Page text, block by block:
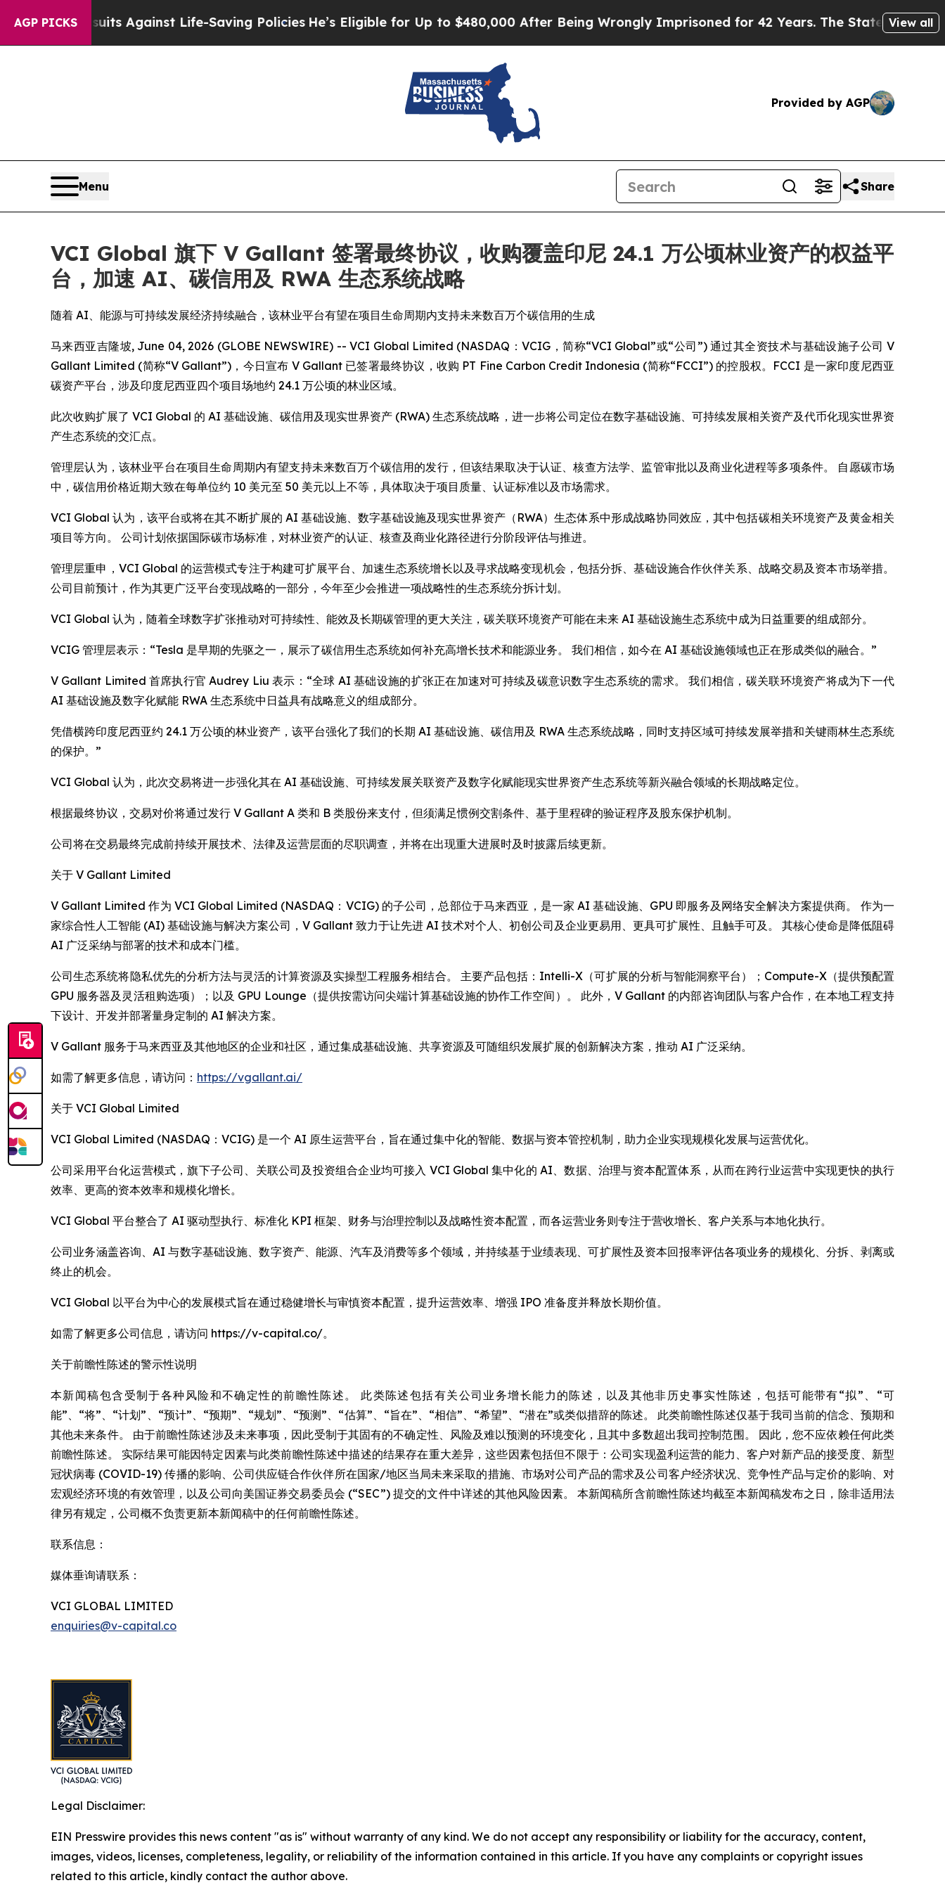
AGP PICKSAgainst Life-Saving Policies He’s Eligible for Up to $480,000 After Being Wrongly Imprisoned for 42 Years. The State Says No.At the
View all
Provided by AGP
Menu Share
VCI Global 旗下 V Gallant 签署最终协议，收购覆盖印尼 24.1 万公顷林业资产的权益平
台，加速 AI、碳信用及 RWA 生态系统战略
随着 AI、能源与可持续发展经济持续融合，该林业平台有望在项目生命周期内支持未来数百万个碳信用的生成
马来西亚吉隆坡, June 04, 2026 (GLOBE NEWSWIRE) -- VCI Global Limited (NASDAQ：VCIG，简称“VCI Global”或“公司”) 通过其全资技术与基础设施子公司 V
Gallant Limited (简称“V Gallant”)，今日宣布 V Gallant 已签署最终协议，收购 PT Fine Carbon Credit Indonesia (简称“FCCI”) 的控股权。FCCI 是一家印度尼西亚
碳资产平台，涉及印度尼西亚四个项目场地约 24.1 万公顷的林业区域。
此次收购扩展了 VCI Global 的 AI 基础设施、碳信用及现实世界资产 (RWA) 生态系统战略，进一步将公司定位在数字基础设施、可持续发展相关资产及代币化现实世界资
产生态系统的交汇点。
管理层认为，该林业平台在项目生命周期内有望支持未来数百万个碳信用的发行，但该结果取决于认证、核查方法学、监管审批以及商业化进程等多项条件。 自愿碳市场
中，碳信用价格近期大致在每单位约 10 美元至 50 美元以上不等，具体取决于项目质量、认证标准以及市场需求。
VCI Global 认为，该平台或将在其不断扩展的 AI 基础设施、数字基础设施及现实世界资产（RWA）生态体系中形成战略协同效应，其中包括碳相关环境资产及黄金相关
项目等方向。 公司计划依据国际碳市场标准，对林业资产的认证、核查及商业化路径进行分阶段评估与推进。
管理层重申，VCI Global 的运营模式专注于构建可扩展平台、加速生态系统增长以及寻求战略变现机会，包括分拆、基础设施合作伙伴关系、战略交易及资本市场举措。
公司目前预计，作为其更广泛平台变现战略的一部分，今年至少会推进一项战略性的生态系统分拆计划。
VCI Global 认为，随着全球数字扩张推动对可持续性、能效及长期碳管理的更大关注，碳关联环境资产可能在未来 AI 基础设施生态系统中成为日益重要的组成部分。
VCIG 管理层表示：“Tesla 是早期的先驱之一，展示了碳信用生态系统如何补充高增长技术和能源业务。 我们相信，如今在 AI 基础设施领域也正在形成类似的融合。”
V Gallant Limited 首席执行官 Audrey Liu 表示：“全球 AI 基础设施的扩张正在加速对可持续及碳意识数字生态系统的需求。 我们相信，碳关联环境资产将成为下一代
AI 基础设施及数字化赋能 RWA 生态系统中日益具有战略意义的组成部分。
凭借横跨印度尼西亚约 24.1 万公顷的林业资产，该平台强化了我们的长期 AI 基础设施、碳信用及 RWA 生态系统战略，同时支持区域可持续发展举措和关键雨林生态系统
的保护。”
VCI Global 认为，此次交易将进一步强化其在 AI 基础设施、可持续发展关联资产及数字化赋能现实世界资产生态系统等新兴融合领域的长期战略定位。
根据最终协议，交易对价将通过发行 V Gallant A 类和 B 类股份来支付，但须满足惯例交割条件、基于里程碑的验证程序及股东保护机制。
公司将在交易最终完成前持续开展技术、法律及运营层面的尽职调查，并将在出现重大进展时及时披露后续更新。
关于 V Gallant Limited
V Gallant Limited 作为 VCI Global Limited (NASDAQ：VCIG) 的子公司，总部位于马来西亚，是一家 AI 基础设施、GPU 即服务及网络安全解决方案提供商。 作为一
家综合性人工智能 (AI) 基础设施与解决方案公司，V Gallant 致力于让先进 AI 技术对个人、初创公司及企业更易用、更具可扩展性、且触手可及。 其核心使命是降低阻碍
AI 广泛采纳与部署的技术和成本门槛。
公司生态系统将隐私优先的分析方法与灵活的计算资源及实操型工程服务相结合。 主要产品包括：Intelli-X（可扩展的分析与智能洞察平台）；Compute-X（提供预配置
GPU 服务器及灵活租购选项）；以及 GPU Lounge（提供按需访问尖端计算基础设施的协作工作空间）。 此外，V Gallant 的内部咨询团队与客户合作，在本地工程支持
下设计、开发并部署量身定制的 AI 解决方案。
V Gallant 服务于马来西亚及其他地区的企业和社区，通过集成基础设施、共享资源及可随组织发展扩展的创新解决方案，推动 AI 广泛采纳。
如需了解更多信息，请访问： https://vgallant.ai/
关于 VCI Global Limited
VCI Global Limited (NASDAQ：VCIG) 是一个 AI 原生运营平台，旨在通过集中化的智能、数据与资本管控机制，助力企业实现规模化发展与运营优化。
公司采用平台化运营模式，旗下子公司、关联公司及投资组合企业均可接入 VCI Global 集中化的 AI、数据、治理与资本配置体系，从而在跨行业运营中实现更快的执行
效率、更高的资本效率和规模化增长。
VCI Global 平台整合了 AI 驱动型执行、标准化 KPI 框架、财务与治理控制以及战略性资本配置，而各运营业务则专注于营收增长、客户关系与本地化执行。
公司业务涵盖咨询、AI 与数字基础设施、数字资产、能源、汽车及消费等多个领域，并持续基于业绩表现、可扩展性及资本回报率评估各项业务的规模化、分拆、剥离或
终止的机会。
VCI Global 以平台为中心的发展模式旨在通过稳健增长与审慎资本配置，提升运营效率、增强 IPO 准备度并释放长期价值。
如需了解更多公司信息，请访问 https://v-capital.co/。
关于前瞻性陈述的警示性说明
本新闻稿包含受制于各种风险和不确定性的前瞻性陈述。 此类陈述包括有关公司业务增长能力的陈述，以及其他非历史事实性陈述，包括可能带有“拟”、“可
能”、“将”、“计划”、“预计”、“预期”、“规划”、“预测”、“估算”、“旨在”、“相信”、“希望”、“潜在”或类似措辞的陈述。 此类前瞻性陈述仅基于我司当前的信念、预期和
其他未来条件。 由于前瞻性陈述涉及未来事项，因此受制于其固有的不确定性、风险及难以预测的环境变化，且其中多数超出我司控制范围。 因此，您不应依赖任何此类
前瞻性陈述。 实际结果可能因特定因素与此类前瞻性陈述中描述的结果存在重大差异，这些因素包括但不限于：公司实现盈利运营的能力、客户对新产品的接受度、新型
冠状病毒 (COVID-19) 传播的影响、公司供应链合作伙伴所在国家/地区当局未来采取的措施、市场对公司产品的需求及公司客户经济状况、竞争性产品与定价的影响、对
宏观经济环境的有效管理，以及公司向美国证券交易委员会 (“SEC”) 提交的文件中详述的其他风险因素。 本新闻稿所含前瞻性陈述均截至本新闻稿发布之日，除非适用法
律另有规定，公司概不负责更新本新闻稿中的任何前瞻性陈述。
联系信息：
媒体垂询请联系：
VCI GLOBAL LIMITED
enquiries@v-capital.co
Legal Disclaimer:
EIN Presswire provides this news content "as is" without warranty of any kind. We do not accept any responsibility or liability for the accuracy, content,
images, videos, licenses, completeness, legality, or reliability of the information contained in this article. If you have any complaints or copyright issues
related to this article, kindly contact the author above.